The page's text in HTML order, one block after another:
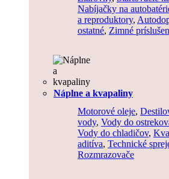
Nabíjačky na
a reproduktory,
ostatné, Zimné
Náplne a kvapaliny
Motorové oleje,
vody, Vody do
Vody do chladičov,
aditíva, Technické
Rozmrazovače